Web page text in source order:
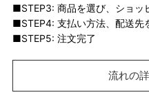
■STEP3: 商品を選び、ショッ
■STEP4: 支払い方法、配送先
■STEP5: 注文完了
流れの